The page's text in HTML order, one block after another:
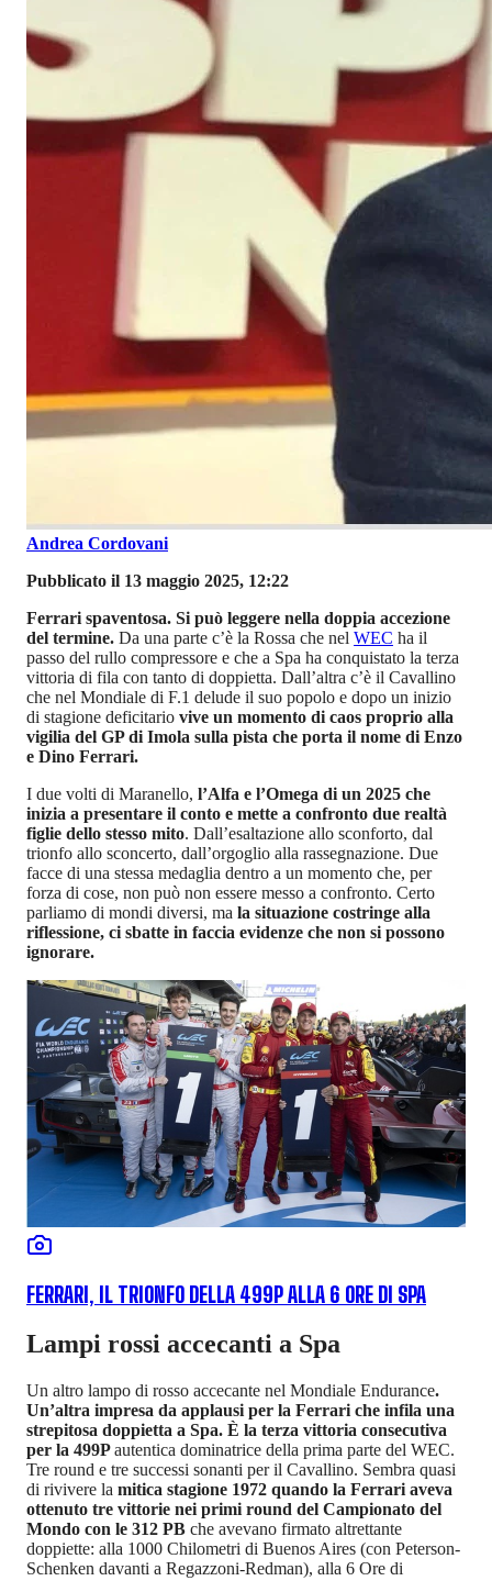
Andrea Cordovani
Pubblicato il 13 maggio 2025, 12:22
Ferrari spaventosa. Si può leggere nella doppia accezione
del termine. Da una parte c’è la Rossa che nel WEC ha il
passo del rullo compressore e che a Spa ha conquistato la terza
vittoria di fila con tanto di doppietta. Dall’altra c’è il Cavallino
che nel Mondiale di F.1 delude il suo popolo e dopo un inizio
di stagione deficitario vive un momento di caos proprio alla
vigilia del GP di Imola sulla pista che porta il nome di Enzo
e Dino Ferrari.
I due volti di Maranello, l’Alfa e l’Omega di un 2025 che
inizia a presentare il conto e mette a confronto due realtà
figlie dello stesso mito. Dall’esaltazione allo sconforto, dal
trionfo allo sconcerto, dall’orgoglio alla rassegnazione. Due
facce di una stessa medaglia dentro a un momento che, per
forza di cose, non può non essere messo a confronto. Certo
parliamo di mondi diversi, ma la situazione costringe alla
riflessione, ci sbatte in faccia evidenze che non si possono
ignorare.
FERRARI, IL TRIONFO DELLA 499P ALLA 6 ORE DI SPA
Lampi rossi accecanti a Spa
Un altro lampo di rosso accecante nel Mondiale Endurance.
Un’altra impresa da applausi per la Ferrari che infila una
strepitosa doppietta a Spa. È la terza vittoria consecutiva
per la 499Pautentica dominatrice della prima parte del WEC.
Tre round e tre successi sonanti per il Cavallino. Sembra quasi
di rivivere la mitica stagione 1972 quando la Ferrari aveva
ottenuto tre vittorie nei primi round del Campionato del
Mondo con le 312 PB che avevano firmato altrettante
doppiette: alla 1000 Chilometri di Buenos Aires (con Peterson-
Schenken davanti a Regazzoni-Redman), alla 6 Ore di